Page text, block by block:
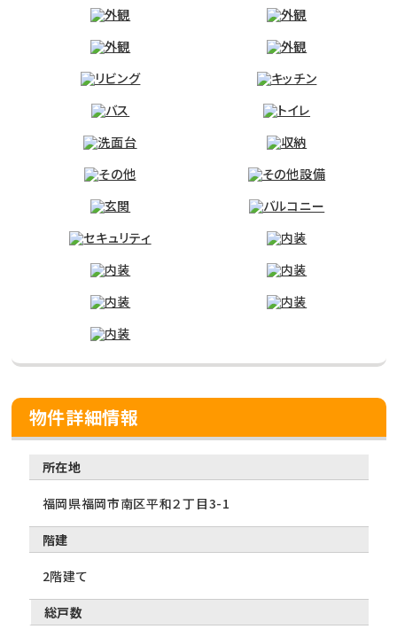
物件詳細情報
所在地
福岡県福岡市南区平和２丁目3-1
階建
2階建て
総戸数